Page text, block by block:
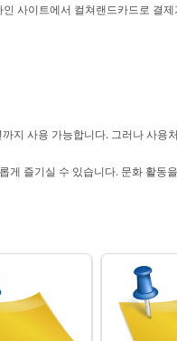
사이트에서 컬쳐랜드카드로 결
지 사용 가능합니다. 그러나 사용
게 즐기실 수 있습니다. 문화 활동